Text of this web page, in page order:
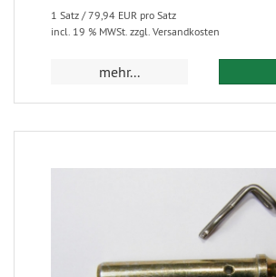
1 Satz / 79,94 EUR pro Satz
incl. 19 % MWSt. zzgl. Versandkosten
mehr...